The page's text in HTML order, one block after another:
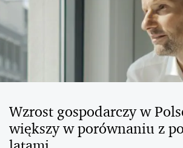
Wzrost gospodarczy w
większy w porównaniu z